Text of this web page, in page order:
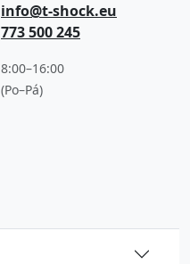
info@t-shock.eu
773 500 245
8:00–16:00
(Po–Pá)